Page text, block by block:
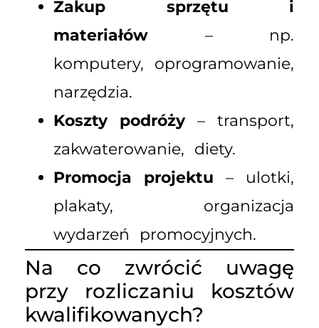
Zakup sprzętu i
materiałów – np.
komputery, oprogramowanie,
narzędzia.
Koszty podróży– transport,
zakwaterowanie, diety.
Promocja projektu – ulotki,
plakaty, organizacja
wydarzeń promocyjnych.
Na co zwrócić uwagę
przy rozliczaniu kosztów
kwalifikowanych?